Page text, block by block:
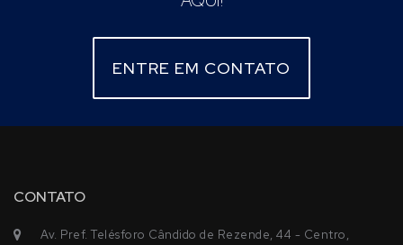
ENTRE EM CONTATO
CONTATO
Av. Pref. Telésforo Cândido de Rezende, 44 - Centro,